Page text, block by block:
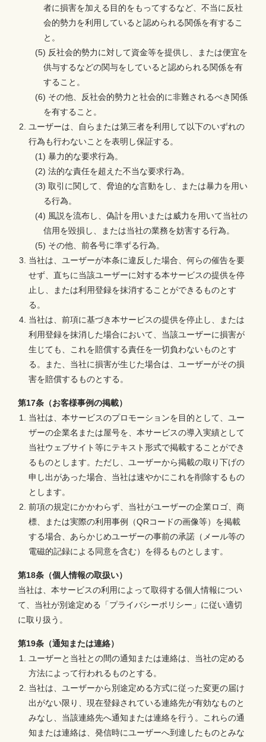
者に損害を加える目的をもってするなど、不当に反社
会的勢力を利用していると認められる関係を有するこ
と。
(5) 反社会的勢力に対して資金等を提供し、または便宜を
供与するなどの関与をしていると認められる関係を有
すること。
(6) その他、反社会的勢力と社会的に非難されるべき関係
を有すること。
ユーザーは、自らまたは第三者を利用して以下のいずれの
行為も行わないことを表明し保証する。
(1) 暴力的な要求行為。
(2) 法的な責任を超えた不当な要求行為。
(3) 取引に関して、脅迫的な言動をし、または暴力を用い
る行為。
(4) 風説を流布し、偽計を用いまたは威力を用いて当社の
信用を毀損し、または当社の業務を妨害する行為。
(5) その他、前各号に準ずる行為。
当社は、ユーザーが本条に違反した場合、何らの催告を要
せず、直ちに当該ユーザーに対する本サービスの提供を停
止し、または利用登録を抹消することができるものとす
る。
当社は、前項に基づき本サービスの提供を停止し、または
利用登録を抹消した場合において、当該ユーザーに損害が
生じても、これを賠償する責任を一切負わないものとす
る。また、当社に損害が生じた場合は、ユーザーがその損
害を賠償するものとする。
第17条（お客様事例の掲載）
当社は、本サービスのプロモーションを目的として、ユー
ザーの企業名または屋号を、本サービスの導入実績として
当社ウェブサイト等にテキスト形式で掲載することができ
るものとします。ただし、ユーザーから掲載の取り下げの
申し出があった場合、当社は速やかにこれを削除するもの
とします。
前項の規定にかかわらず、当社がユーザーの企業ロゴ、商
標、または実際の利用事例（QRコードの画像等）を掲載
する場合、あらかじめユーザーの事前の承諾（メール等の
電磁的記録による同意を含む）を得るものとします。
第18条（個人情報の取扱い）
当社は、本サービスの利用によって取得する個人情報につい
て、当社が別途定める「プライバシーポリシー」に従い適切
に取り扱う。
第19条（通知または連絡）
ユーザーと当社との間の通知または連絡は、当社の定める
方法によって行われるものとする。
当社は、ユーザーから別途定める方式に従った変更の届け
出がない限り、現在登録されている連絡先が有効なものと
みなし、当該連絡先へ通知または連絡を行う。これらの通
知または連絡は、発信時にユーザーへ到達したものとみな